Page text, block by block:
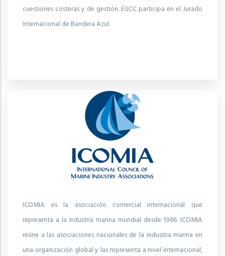
cuestiones costeras y de gestión. EUCC participa en el Jurado
Internacional de Bandera Azul.
ICOMIA es la asociación comercial internacional que
representa a la industria marina mundial desde 1966. ICOMIA
reúne a las asociaciones nacionales de la industria marina en
una organización global y las representa a nivel internacional,